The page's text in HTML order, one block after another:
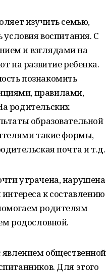
изучить семью,
воспитания. С
и взглядами на
на развитие ребенка.
познакомить
правилами,
родительских
образовательной
такие формы,
почта и т.д.
утрачена, нарушена
к составлению
родителям
родословной.
явлением общественной
Для этого